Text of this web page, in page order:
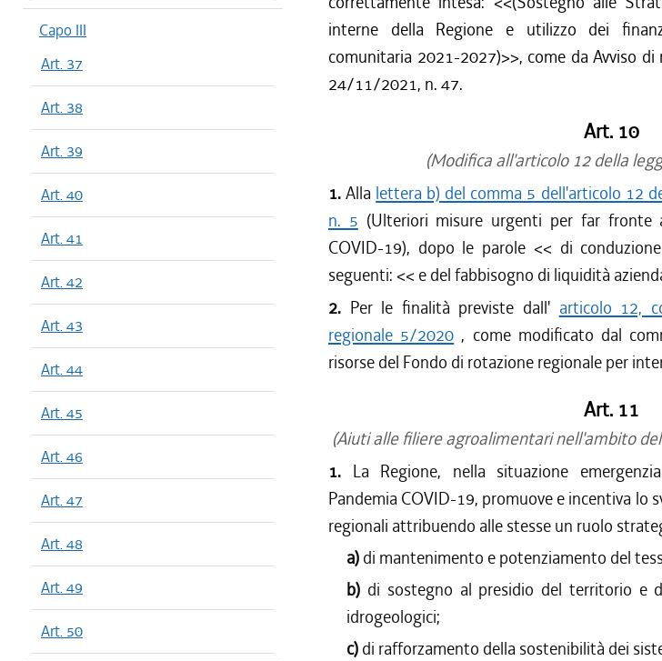
Capo III
Art. 37
Art. 38
Art. 39
Art. 40
Art. 41
Art. 42
Art. 43
Art. 44
Art. 45
Art. 46
Art. 47
Art. 48
Art. 49
Art. 50
interne della Regione e utilizzo dei
comunitaria 2021-2027)>>, come da Avviso
24/11/2021, n. 47.
Art. 10
(Modifica all'articolo 12 della
1.Alla lettera b) del comma 5 dell'articolo 12
n. 5 (Ulteriori misure urgenti per far fronte
COVID-19), dopo le parole << di
seguenti: << e del fabbisogno di liquidità
2. Per le finalità previste dall' articolo 12,
regionale 5/2020 , come modificato dal
risorse del Fondo di rotazione regionale per
Art. 11
(Aiuti alle filiere agroalimentari nell'ambito
1. La Regione, nella situazione
Pandemia COVID-19, promuove e incentiva lo
regionali attribuendo alle stesse un ruolo
a) di mantenimento e potenziamento del
b) di sostegno al presidio del territorio e
idrogeologici;
c) di rafforzamento della sostenibilità dei